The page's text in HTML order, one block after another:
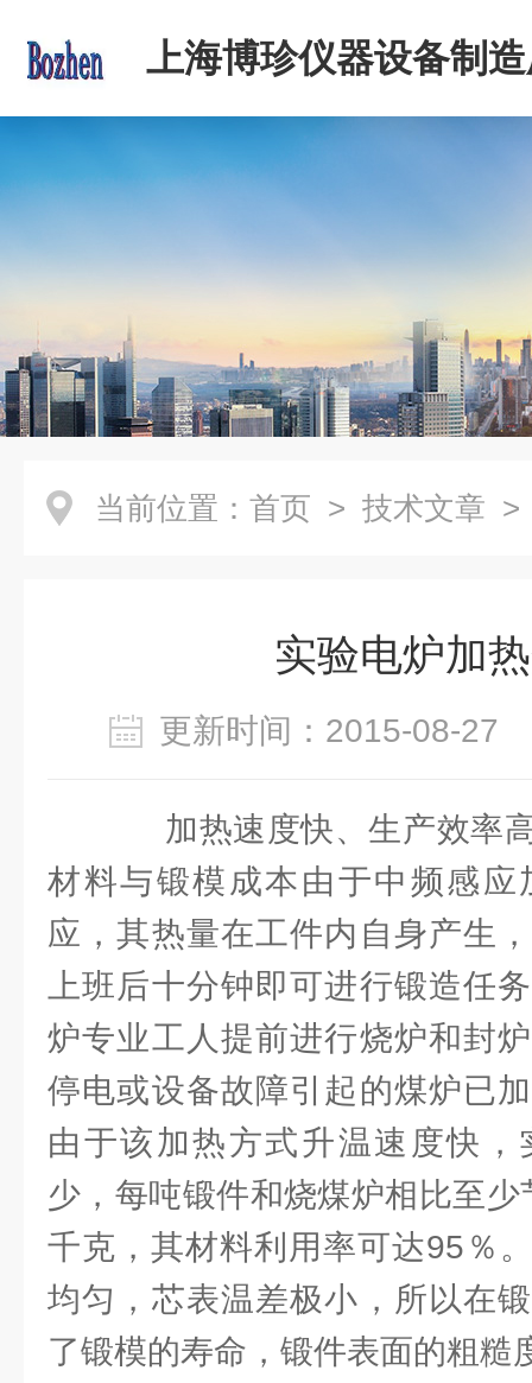
上海博珍仪器设备制
当前位置： 首页 > 技术文章 >
实验电炉加
更新时间：2015-08-
加热速度快、生产效率
材料与锻模成本由于中频感应
应，其热量在工件内自身产生
上班后十分钟即可进行锻造任
炉专业工人提前进行烧炉和封
停电或设备故障引起的煤炉已
由于该加热方式升温速度快
少，每吨锻件和烧煤炉相比至
千克，其材料利用率可达95％
均匀，芯表温差极小，所以在
了锻模的寿命，锻件表面的粗